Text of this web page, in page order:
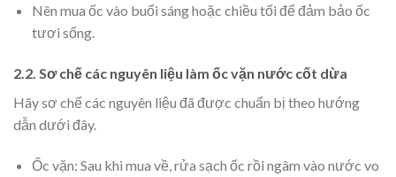
Nên mua ốc vào buổi sáng hoặc chiều tối để đảm bảo ốc
tươi sống.
2.2. Sơ chế các nguyên liệu làm ốc vặn nước cốt dừa
Hãy sơ chế các nguyên liệu đã được chuẩn bị theo hướng
dẫn dưới đây.
Ốc vặn: Sau khi mua về, rửa sạch ốc rồi ngâm vào nước vo